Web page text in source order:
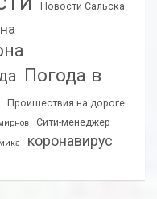
Новости Сальска
Погода в
Проишествия на дороге
Сити-менеджер
коронавирус